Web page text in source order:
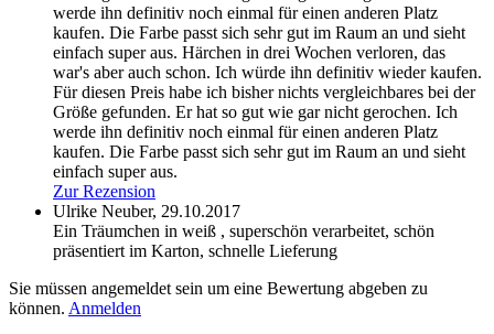
werde ihn definitiv noch einmal für einen anderen Platz
kaufen. Die Farbe passt sich sehr gut im Raum an und sieht
einfach super aus. Härchen in drei Wochen verloren, das
war's aber auch schon. Ich würde ihn definitiv wieder kaufen.
Für diesen Preis habe ich bisher nichts vergleichbares bei der
Größe gefunden. Er hat so gut wie gar nicht gerochen. Ich
werde ihn definitiv noch einmal für einen anderen Platz
kaufen. Die Farbe passt sich sehr gut im Raum an und sieht
einfach super aus.
Zur Rezension
Ulrike Neuber, 29.10.2017
Ein Träumchen in weiß , superschön verarbeitet, schön
präsentiert im Karton, schnelle Lieferung
Sie müssen angemeldet sein um eine Bewertung abgeben zu
können. Anmelden